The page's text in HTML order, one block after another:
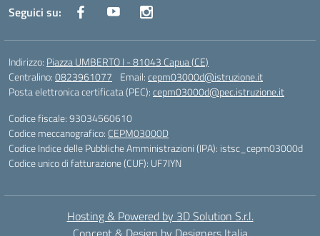
Seguici su:
Indirizzo: Piazza UMBERTO I - 81043 Capua (CE)
Centralino:0823961077 Email:cepm03000d@istruzione.it
Posta elettronica certificata (PEC):cepm03000d@pec.istruzione.it
Codice fiscale: 93034560610
Codice meccanografico: CEPM03000D
Codice Indice delle Pubbliche Amministrazioni (IPA): istsc_cepm03000d
Codice unico di fatturazione (CUF): UF7IYN
Hosting & Powered by 3D Solution S.r.l.